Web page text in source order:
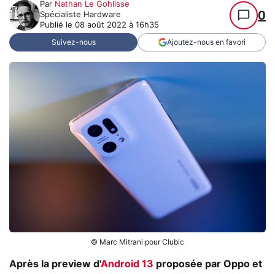
Par Nathan Le Gohlisse
Spécialiste Hardware
Publié le 08 août 2022 à 16h35
0
Suivez-nous Ajoutez-nous en favori
© Marc Mitrani pour Clubic
Après la preview d'Android 13 proposée par Oppo et